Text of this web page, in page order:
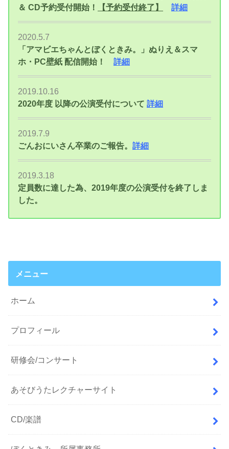
＆ CD予約受付開始！
【予約受付終了】 詳細
2020.5.7
「アマビエちゃんとぼくときみ。」ぬりえ＆スマ
ホ・PC壁紙 配信開始！詳細
2019.10.16
2020年度 以降の公演受付について詳細
2019.7.9
ごんおにいさん卒業のご報告。詳細
2019.3.18
定員数に達した為、2019年度の公演受付を終了しま
した。
メニュー
ホーム
プロフィール
研修会/コンサート
あそびうたレクチャーサイト
CD/楽譜